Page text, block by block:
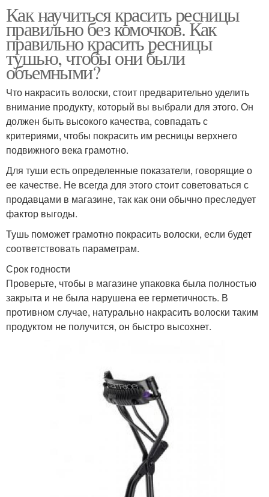
Как научиться красить ресницы
правильно без комочков. Как
правильно красить ресницы
тушью, чтобы они были
объемными?
Что накрасить волоски, стоит предварительно уделить
внимание продукту, который вы выбрали для этого. Он
должен быть высокого качества, совпадать с
критериями, чтобы покрасить им ресницы верхнего
подвижного века грамотно.
Для туши есть определенные показатели, говорящие о
ее качестве. Не всегда для этого стоит советоваться с
продавцами в магазине, так как они обычно преследует
фактор выгоды.
Тушь поможет грамотно покрасить волоски, если будет
соответствовать параметрам.
Срок годности
Проверьте, чтобы в магазине упаковка была полностью
закрыта и не была нарушена ее герметичность. В
противном случае, натурально накрасить волоски таким
продуктом не получится, он быстро высохнет.